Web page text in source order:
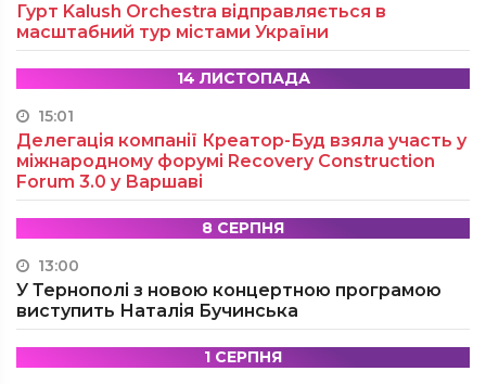
Гурт Kalush Orchestra відправляється в
масштабний тур містами України
14 ЛИСТОПАДА
15:01
Делегація компанії Креатор-Буд взяла участь у
міжнародному форумі Recovery Construction
Forum 3.0 у Варшаві
8 СЕРПНЯ
13:00
У Тернополі з новою концертною програмою
виступить Наталія Бучинська
1 СЕРПНЯ